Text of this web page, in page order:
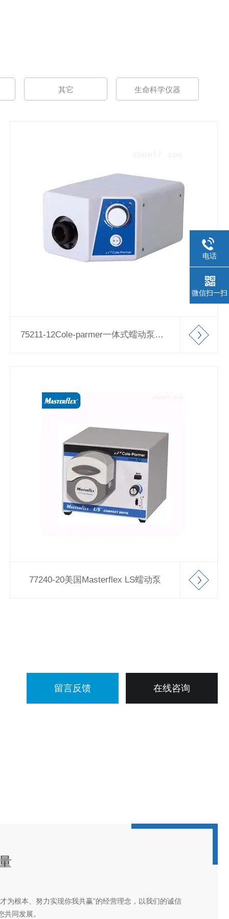
其它 生命科学仪器
75211-12Cole-parmer一体式蠕动泵驱动器
77240-20美国Masterflex LS蠕动泵
留言反馈 在线咨询
为根本、努力实现你我共赢”的经营理念，以我们的诚信
同发展。
电话
微信扫一扫